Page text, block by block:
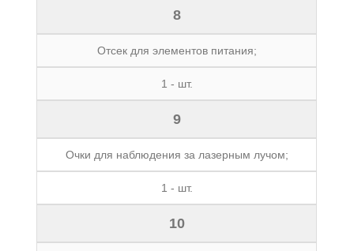
8
Отсек для элементов питания;
1 - шт.
9
Очки для наблюдения за лазерным лучом;
1 - шт.
10